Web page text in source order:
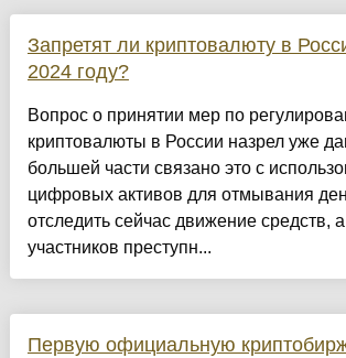
Запретят ли криптовалюту в
2024 году?
Вопрос о принятии мер по
криптовалюты в России назрел уже
большей части связано это с
цифровых активов для отмывания
отследить сейчас движение средств,
участников преступн...
Первую официальную